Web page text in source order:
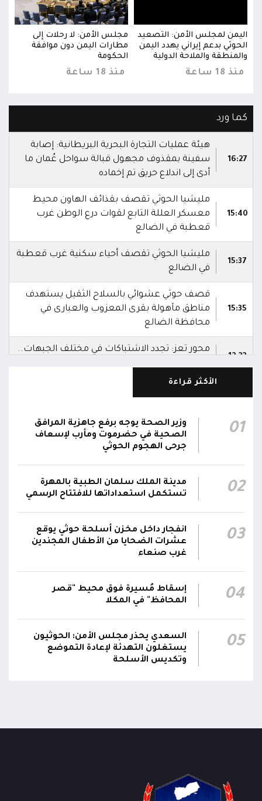
اليمن لمجلس الأمن: التصعيد
الحوثي بدعم إيراني يهدد اليمن
والمنطقة والملاحة الدولية
منذ 18 ساعة
مجلس الأمن: لا رحلات إلى
مطارات اليمن دون موافقة
الحكومة
منذ 18 ساعة
كما ورد
16:27
هيئة عمليات التجارة البحرية البريطانية: إصابة
سفينة بمقذوف مجهول قبالة سواحل عُمان ما
أدى إلى اندلاع حريق تم إخماده
15:40
مليشيا الحوثي تقصف بقذائف الهاون محيط
معسكر العللة التابع لقوات درع الوطن غرب
قعطبة في الضالع
15:37
مليشيا الحوثي تقصف أحياء سكنية غرب قعطبة
في الضالع
15:35
قصف حوثي عشوائي بالسلاح الثقيل يستهدف
مناطق مآهولة بقرى المعزوب والعبارى في
محافظة الضالع
12:22
محور تعز: تجدد الاشتباكات في مختلف الجبهات..
الجبهات والمحاور التابعة للقوات المسلحة،
بمختلف تشكيلاتها ووحداتها ومنتسبيها
06:00
استهداف وحداتنا دون رد وسنتعامل مع أي اعتداء
جديد بالإجراءات العسكرية اللازمة والحازمة، وفقاً
لتوجيهات القيادة السياسية والعسكرية
ومقتضيات الموقف العملياتي
الناطق باسم القوات المسلحة: العملية جسدت
وحدة المحاور والقيادة والسيطرة للقوات المسلحة
الأكثر قراءة
01
وزير الصحة يوجه برفع جاهزية المرافق
الصحية في حضرموت ومأرب لإسعاف
جرحى الهجوم الحوثي
02
مدينة الملك سلمان الطبية بالمهرة
تستكمل استعداداتها للافتتاح الرسمي
03
انفجار داخل مخزن أسلحة حوثي يوقع
عشرات الضحايا من الأطفال المجندين
غرب صنعاء
04
إسقاط مُسيرة فوق محيط "قصر
المحافظ" في المكلا
05
السعدي يحذر مجلس الأمن: الحوثيون
يستغلون التهدئة لإعادة التموضع
وتكديس الأسلحة